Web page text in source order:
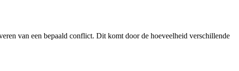
van een bepaald conflict. Dit komt door de hoeveelheid verschillende